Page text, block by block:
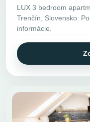
LUX 3 bedroom
Trenčín, Slovensko.
informácie.